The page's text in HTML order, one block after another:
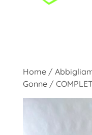
Home/
Gonne/